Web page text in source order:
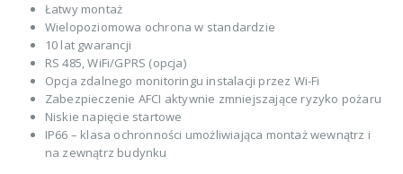
Łatwy montaż
Wielopoziomowa ochrona w standardzie
10 lat gwarancji
RS 485, WiFi/GPRS (opcja)
Opcja zdalnego monitoringu instalacji przez Wi-Fi
Zabezpieczenie AFCI aktywnie zmniejszające ryzyko pożaru
Niskie napięcie startowe
IP66 – klasa ochronności umożliwiająca montaż wewnątrz i
na zewnątrz budynku